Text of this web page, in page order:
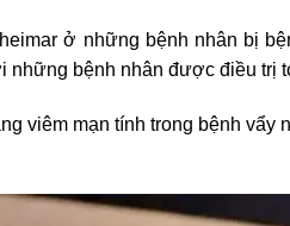
ở những bệnh nhân bị
những bệnh nhân được điều trị
viêm mạn tính trong bệnh